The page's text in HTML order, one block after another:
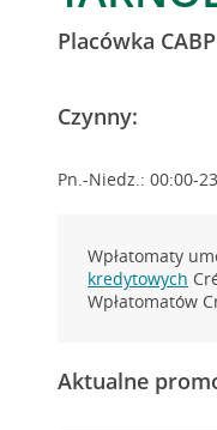
Placówka CABP
Czynny:
Pn.-Niedz.: 00:00-
Wpłatomaty
kredytowych
Wpłatomatów
Aktualne